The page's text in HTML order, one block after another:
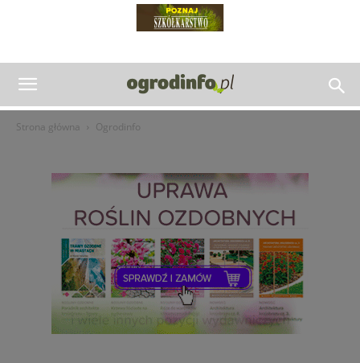
Strona główna Ogrodinfo